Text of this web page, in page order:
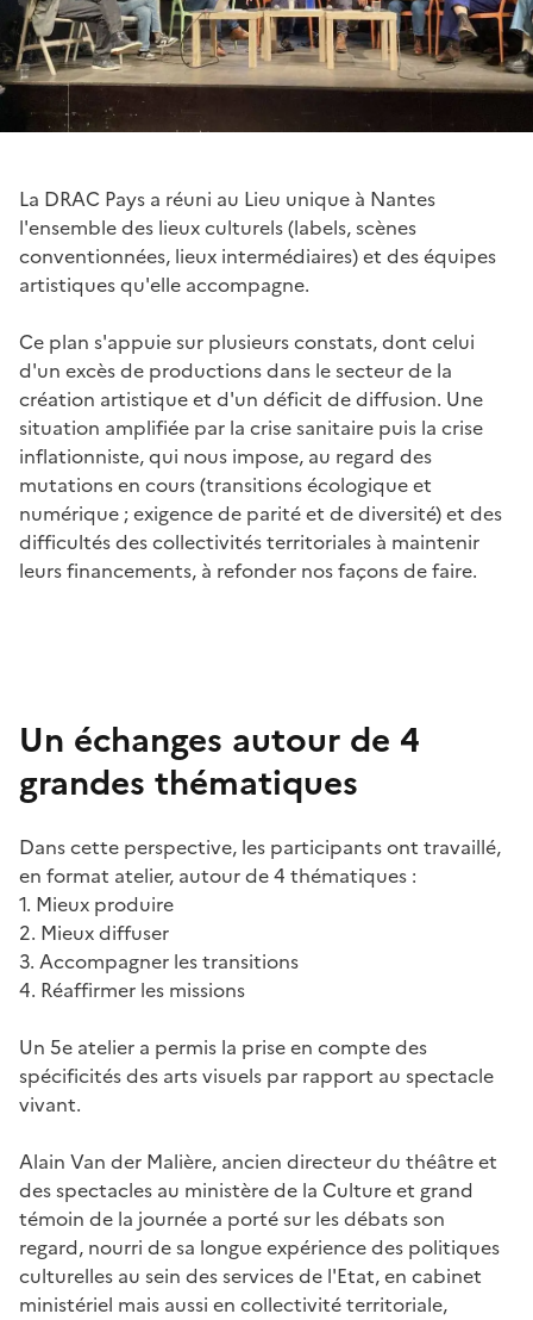
La DRAC Pays a réuni au Lieu unique à Nantes
l'ensemble des lieux culturels (labels, scènes
conventionnées, lieux intermédiaires) et des équipes
artistiques qu'elle accompagne.
Ce plan s'appuie sur plusieurs constats, dont celui
d'un excès de productions dans le secteur de la
création artistique et d'un déficit de diffusion. Une
situation amplifiée par la crise sanitaire puis la crise
inflationniste, qui nous impose, au regard des
mutations en cours (transitions écologique et
numérique ; exigence de parité et de diversité) et des
difficultés des collectivités territoriales à maintenir
leurs financements, à refonder nos façons de faire.
Un échanges autour de 4
grandes thématiques
Dans cette perspective, les participants ont travaillé,
en format atelier, autour de 4 thématiques :
1. Mieux produire
2. Mieux diffuser
3. Accompagner les transitions
4. Réaffirmer les missions
Un 5e atelier a permis la prise en compte des
spécificités des arts visuels par rapport au spectacle
vivant.
Alain Van der Malière, ancien directeur du théâtre et
des spectacles au ministère de la Culture et grand
témoin de la journée a porté sur les débats son
regard, nourri de sa longue expérience des politiques
culturelles au sein des services de l'Etat, en cabinet
ministériel mais aussi en collectivité territoriale,